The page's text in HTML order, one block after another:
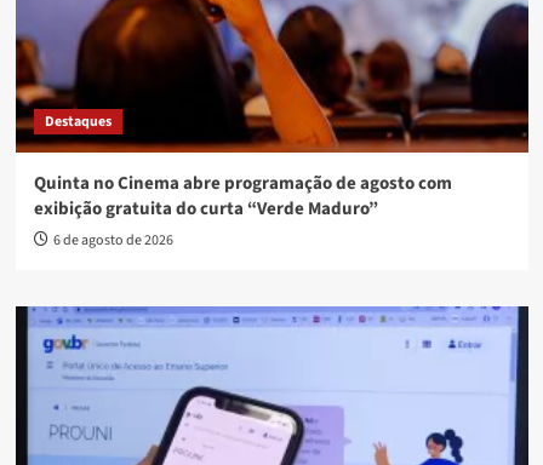
Destaques
Quinta no Cinema abre programação de agosto com
exibição gratuita do curta “Verde Maduro”
6 de agosto de 2026